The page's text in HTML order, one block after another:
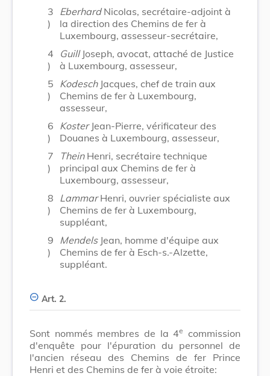
3
)
EberhardNicolas, secrétaire-adjoint à
la direction des Chemins de fer à
Luxembourg, assesseur-secrétaire,
4
)
GuillJoseph, avocat, attaché de Justice
à Luxembourg, assesseur,
5
)
KodeschJacques, chef de train aux
Chemins de fer à Luxembourg,
assesseur,
6
)
KosterJean-Pierre, vérificateur des
Douanes à Luxembourg, assesseur,
7
)
TheinHenri, secrétaire technique
principal aux Chemins de fer à
Luxembourg, assesseur,
8
)
LammarHenri, ouvrier spécialiste aux
Chemins de fer à Luxembourg,
suppléant,
9
)
MendelsJean, homme d'équipe aux
Chemins de fer à Esch-s.-Alzette,
suppléant.
Art. 2.
Sont nommés membres de la 4e commission
d'enquête pour l'épuration du personnel de
l'ancien réseau des Chemins de fer Prince
Henri et des Chemins de fer à voie étroite: